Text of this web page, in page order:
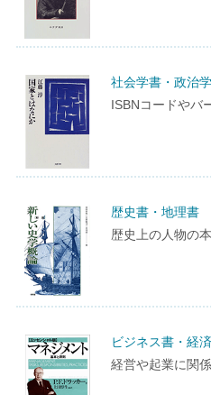
社会学書・政治
ISBNコードやバ
歴史書・地理書
歴史上の人物の
ビジネス書・経
経営や起業に関